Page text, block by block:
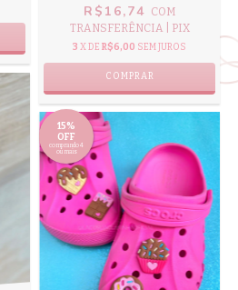
R$16,74 COM
TRANSFERÊNCIA | PIX
3 X DE R$6,00 SEM JUROS
15%
OFF
comprando 4
ou mais